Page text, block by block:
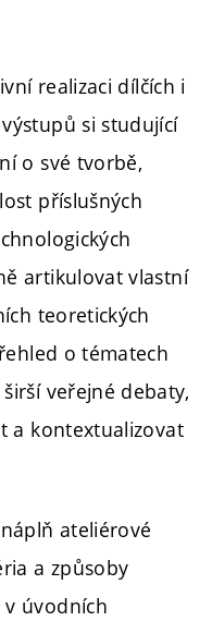
realizaci dílčích i
si studující
o své tvorbě,
příslušných
artikulovat vlastní
teoretických
o tématech
veřejné debaty,
a kontextualizovat
ateliérové
a způsoby
úvodních